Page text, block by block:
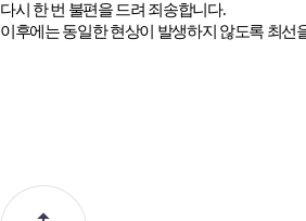
다시 한 번 불편을 드려 죄송합니다.
이후에는 동일한 현상이 발생하지 않도록 최선